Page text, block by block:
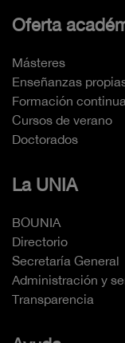
Oferta
Másteres
Enseñanzas
Formación continua
Cursos de verano
Doctorados
La UNIA
BOUNIA
Directorio
Secretaría General
Administración y
Transparencia